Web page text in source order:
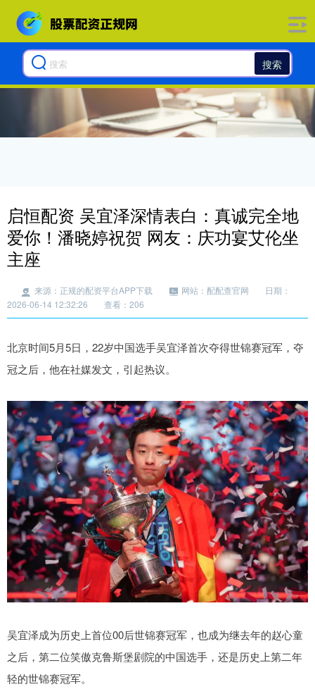
搜索
启恒配资 吴宜泽深情表白：真诚完全地
爱你！潘晓婷祝贺 网友：庆功宴艾伦坐
主座
来源：正规的配资平台APP下载 网站：配配查官网
日期：
2026-06-14 12:32:26
查看：206
北京时间5月5日，22岁中国选手吴宜泽首次夺得世锦赛冠军，夺
冠之后，他在社媒发文，引起热议。
吴宜泽成为历史上首位00后世锦赛冠军，也成为继去年的赵心童
之后，第二位笑傲克鲁斯堡剧院的中国选手，还是历史上第二年
轻的世锦赛冠军。